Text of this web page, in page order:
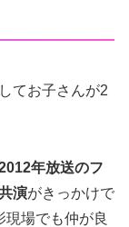
てお子さんが2
年放送のフ
演がきっかけで
場でも仲が良